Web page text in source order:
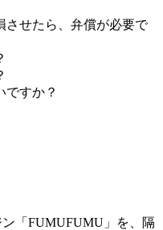
させたら、弁償が必要で
ですか？
「FUMUFUMU」を、隔